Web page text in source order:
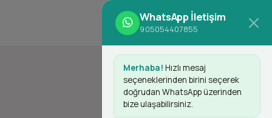
Giriş Yap Kayıt Ol
WhatsApp İletişim
905054407855
Merhaba! Hızlı mesaj
seçeneklerinden birini seçerek
doğrudan WhatsApp üzerinden
bize ulaşabilirsiniz.